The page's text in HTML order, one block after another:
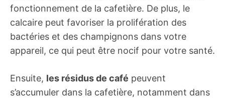
fonctionnement de la cafetière. De plus, le
calcaire peut favoriser la prolifération des
bactéries et des champignons dans votre
appareil, ce qui peut être nocif pour votre santé.
Ensuite, les résidus de café peuvent
s’accumuler dans la cafetière, notamment dans